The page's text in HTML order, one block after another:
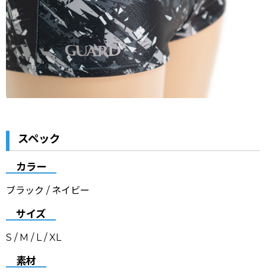
スペック
カラー
ブラック / ネイビー
サイズ
S / M / L / XL
素材